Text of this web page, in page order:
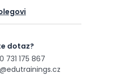
dotaz?
731 175 867